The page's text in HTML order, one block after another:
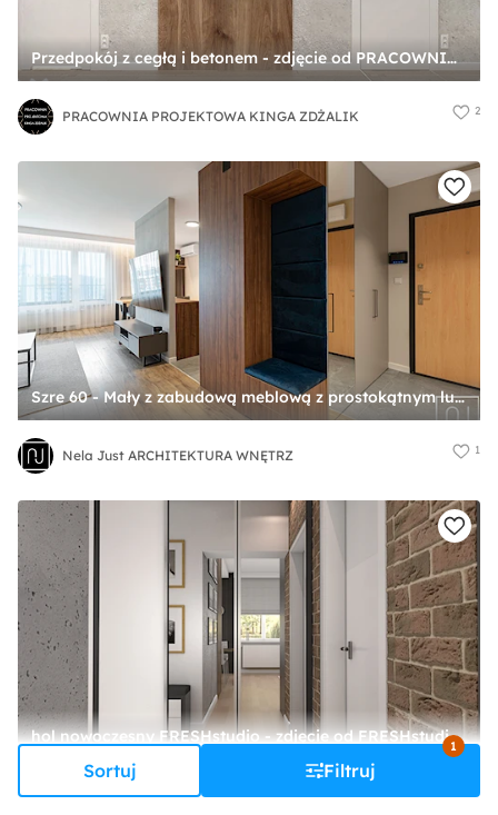
Sortuj Filtruj
1
Przedpokój z cegłą i betonem - zdjęcie od PRACOWNIA PROJEKTOWA KINGA ZDŻALIK
PRACOWNIA PROJEKTOWA KINGA ZDŻALIK 2
Szre 60 - Mały z zabudową meblową z prostokątnym lustrem beżowy brązowy z lustrem na ścianie z farbą na ścianie z drzwiami przylgowymi z gładkimi drzwiami hol / przedpokój, styl nowoczesny - zdjęcie od Nela Just ARCHITEKTURA WNĘTRZ
Nela Just ARCHITEKTURA WNĘTRZ 1
hol nowoczesny FRESHstudio - zdjęcie od FRESHstudio projektowanie wnętrz
F FRESHstudio projektowanie wnętrz